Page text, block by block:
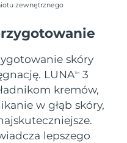
zewnętrznego
skóry
LUNATM
3
kremów,
w głąb skóry,
lepszego
Oczekiwany czas dostawy
Oczekiwany czas dostawy
8/16/26